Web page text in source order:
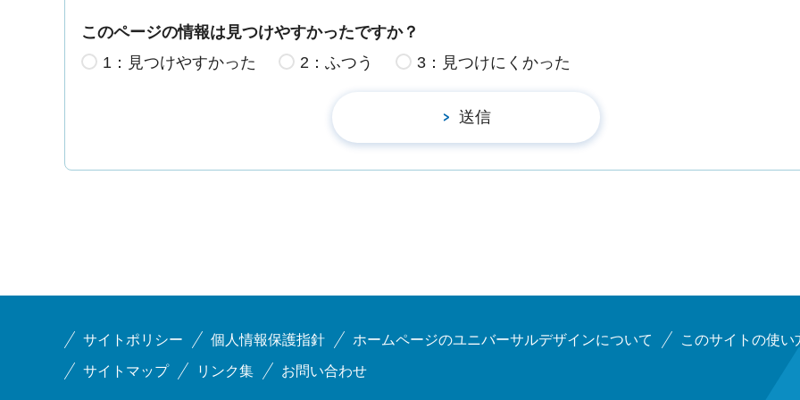
このページの情報は見つけやすかったですか？
1：見つけやすかった
2：ふつう 3：見つけにくかった
サイトポリシー 個人情報保護指針 ホームページのユニバーサルデザインについて このサイトの使い
サイトマップ リンク集 お問い合わせ